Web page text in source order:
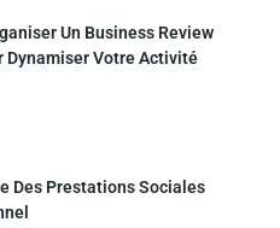
Un Business Review
Dynamiser Votre Activité
Des Prestations Sociales